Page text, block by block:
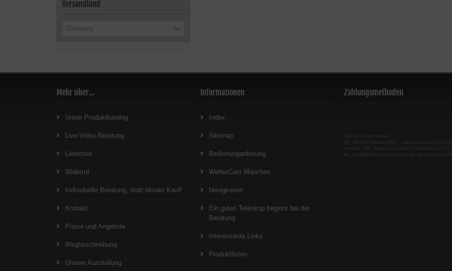
Versandland
Germany
Mehr über...
Unser Produktkatalog
Live-Video-Beratung
Lieferzeit
Widerruf
Individuelle Beratung, statt blinder Kauf!
Kontakt
Preise und Angebote
Wegbeschreibung
Unsere Ausstellung
Informationen
Index
Sitemap
Bedienunganleitung
WetterCam München
Neuigkeiten
Ein gutes Teleskop beginnt bei der
Beratung
Interessante Links
Produktlisten
Zahlungsmethoden
Die Box kann unter
tpl_modified/boxes/box_miscellaneous.html
werden. Die Sprachvariablen befinden sich in